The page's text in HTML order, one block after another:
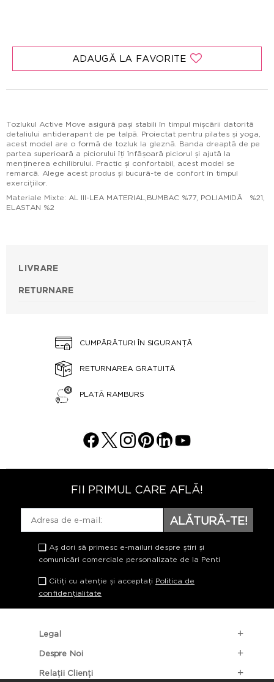
ADAUGĂ LA FAVORITE
Tozlukul Active Move asigură pași stabili în timpul mișcării datorită
detaliului antiderapant de pe talpă. Proiectat pentru pilates și yoga,
acest model are o formă de tozluk la gleznă. Banda dreaptă de pe
partea superioară a piciorului îți înfășoară piciorul și ajută la
menținerea echilibrului. Practic și confortabil, acest model se
remarcă. Alege acest produs și bucură-te de confort în timpul
exercițiilor.
Materiale Mixte: AL III-LEA MATERIAL,BUMBAC %77, POLIAMIDĂ %21,
ELASTAN %2
LIVRARE
RETURNARE
CUMPĂRĂTURI ÎN SIGURANȚĂ
RETURNAREA GRATUITĂ
PLATĂ RAMBURS
FII PRIMUL CARE AFLĂ!
ALĂTURĂ-TE!
Aș dori să primesc e-mailuri despre știri și
comunicări comerciale personalizate de la Penti
Citiți cu atenție și acceptați Politica de
confidențialitate
Legal
Despre Noi
Relații Clienți